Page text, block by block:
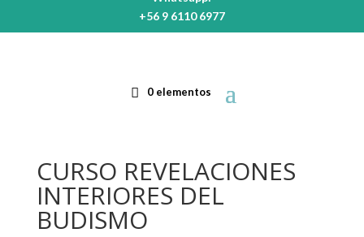
+56 9 6110 6977
0 elementos
CURSO REVELACIONES
INTERIORES DEL
BUDISMO